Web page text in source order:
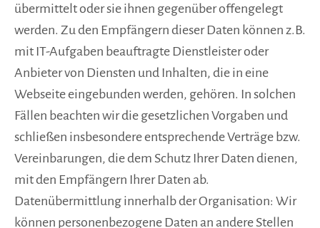
übermittelt oder sie ihnen gegenüber offengelegt
werden. Zu den Empfängern dieser Daten können z.B.
mit IT-Aufgaben beauftragte Dienstleister oder
Anbieter von Diensten und Inhalten, die in eine
Webseite eingebunden werden, gehören. In solchen
Fällen beachten wir die gesetzlichen Vorgaben und
schließen insbesondere entsprechende Verträge bzw.
Vereinbarungen, die dem Schutz Ihrer Daten dienen,
mit den Empfängern Ihrer Daten ab.
Datenübermittlung innerhalb der Organisation: Wir
können personenbezogene Daten an andere Stellen